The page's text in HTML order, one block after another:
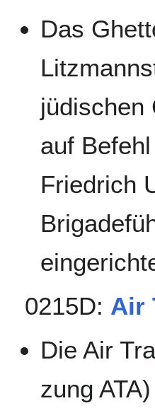
Das
jüdischen
auf
Friedrich
0215D: Air
Die Air
zung